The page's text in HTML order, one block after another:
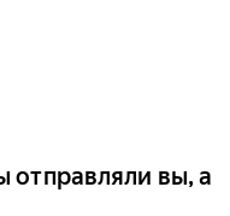
отправляли вы, а